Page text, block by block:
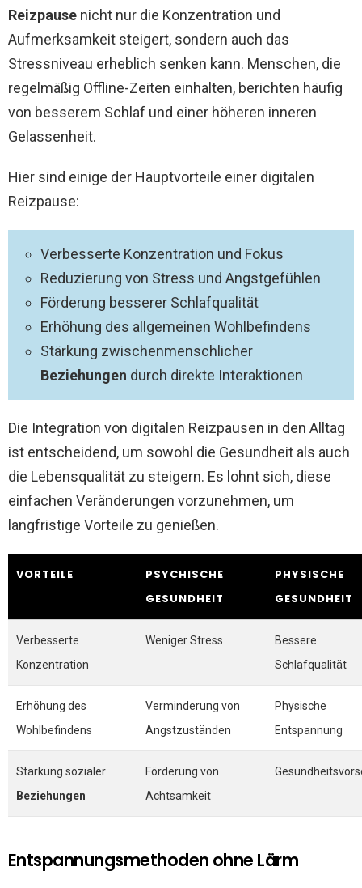
Reizpause nicht nur die Konzentration und
Aufmerksamkeit steigert, sondern auch das
Stressniveau erheblich senken kann. Menschen, die
regelmäßig Offline-Zeiten einhalten, berichten häufig
von besserem Schlaf und einer höheren inneren
Gelassenheit.
Hier sind einige der Hauptvorteile einer digitalen
Reizpause:
Verbesserte Konzentration und Fokus
Reduzierung von Stress und Angstgefühlen
Förderung besserer Schlafqualität
Erhöhung des allgemeinen Wohlbefindens
Stärkung zwischenmenschlicher
Beziehungen durch direkte Interaktionen
Die Integration von digitalen Reizpausen in den Alltag
ist entscheidend, um sowohl die Gesundheit als auch
die Lebensqualität zu steigern. Es lohnt sich, diese
einfachen Veränderungen vorzunehmen, um
langfristige Vorteile zu genießen.
VORTEILE
PSYCHISCHE
GESUNDHEIT
PHYSISCHE
GESUNDHEIT
Verbesserte
Konzentration
Weniger Stress
Bessere
Schlafqualität
Erhöhung des
Wohlbefindens
Verminderung von
Angstzuständen
Physische
Entspannung
Stärkung sozialer
Beziehungen
Förderung von
Achtsamkeit
Entspannungsmethoden ohne Lärm